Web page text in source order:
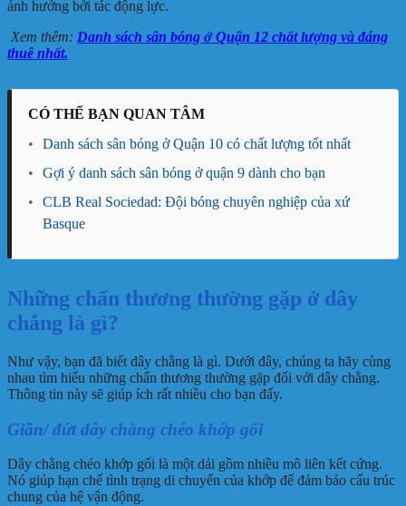
ảnh hưởng bởi tác động lực.
Xem thêm: Danh sách sân bóng ở Quận 12 chất lượng và đáng
thuê nhất.
CÓ THỂ BẠN QUAN TÂM
•
Danh sách sân bóng ở Quận 10 có chất lượng tốt nhất
•
Gợi ý danh sách sân bóng ở quận 9 dành cho bạn
•
CLB Real Sociedad: Đội bóng chuyên nghiệp của xứ
Basque
Những chấn thương thường gặp ở dây
chẳng là gì?
Như vậy, bạn đã biết dây chằng là gì. Dưới đây, chúng ta hãy cùng
nhau tìm hiểu những chấn thương thường gặp đối với dây chằng.
Thông tin này sẽ giúp ích rất nhiều cho bạn đấy.
Giãn/ đứt dây chằng chéo khớp gối
Dây chằng chéo khớp gối là một dải gồm nhiều mô liên kết cứng.
Nó giúp hạn chế tình trạng di chuyển của khớp để đảm bảo cấu trúc
chung của hệ vận động.